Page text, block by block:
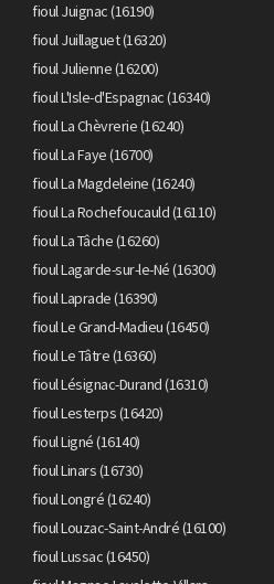
fioul Juignac (16190)
fioul Juillaguet (16320)
fioul Julienne (16200)
fioul L'Isle-d'Espagnac (16340)
fioul La Chèvrerie (16240)
fioul La Faye (16700)
fioul La Magdeleine (16240)
fioul La Rochefoucauld (16110)
fioul La Tâche (16260)
fioul Lagarde-sur-le-Né (16300)
fioul Laprade (16390)
fioul Le Grand-Madieu (16450)
fioul Le Tâtre (16360)
fioul Lésignac-Durand (16310)
fioul Lesterps (16420)
fioul Ligné (16140)
fioul Linars (16730)
fioul Longré (16240)
fioul Louzac-Saint-André (16100)
fioul Lussac (16450)